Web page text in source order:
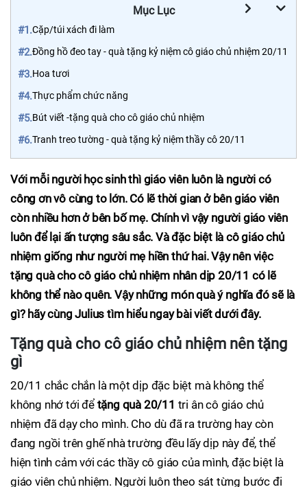
Mục Lục
#1.Cặp/túi xách đi làm
#2.Đồng hồ đeo tay - quà tặng kỷ niệm cô giáo chủ nhiệm 20/11
#3.Hoa tươi
#4.Thực phẩm chức năng
#5.Bút viết -tặng quà cho cô giáo chủ nhiệm
#6.Tranh treo tường - quà tặng kỷ niệm thầy cô 20/11
Với mỗi người học sinh thì giáo viên luôn là người có
công ơn vô cùng to lớn. Có lẽ thời gian ở bên giáo viên
còn nhiều hơn ở bên bố mẹ. Chính vì vậy người giáo viên
luôn để lại ấn tượng sâu sắc. Và đặc biệt là cô giáo chủ
nhiệm giống như người mẹ hiền thứ hai. Vậy nên việc
tặng quà cho cô giáo chủ nhiệm nhân dịp 20/11 có lẽ
không thể nào quên. Vậy những món quà ý nghĩa đó sẽ là
gì? hãy cùng Julius tìm hiểu ngay bài viết dưới đây.
Tặng quà cho cô giáo chủ nhiệm nên tặng
gì
20/11 chắc chắn là một dịp đặc biệt mà không thể
không nhớ tới để tặng quà 20/11 tri ân cô giáo chủ
nhiệm đã dạy cho mình. Cho dù đã ra trường hay còn
đang ngồi trên ghế nhà trường đều lấy dịp này để, thể
hiện tình cảm với các thầy cô giáo của mình, đặc biệt là
giáo viên chủ nhiệm. Người luôn theo sát từng bước đi